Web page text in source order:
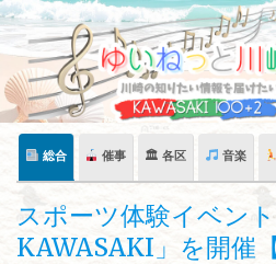
Skip
content
総合 催事 🏛 各区 音楽
スポーツ体験イベン
KAWASAKI」を開催【